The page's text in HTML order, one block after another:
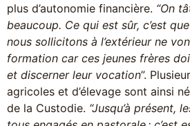
plus d’autonomie financière. “On
beaucoup. Ce qui est sûr, c’est
nous sollicitons à l’extérieur ne
formation car ces jeunes frères
et discerner leur vocation”.
agricoles et d’élevage sont ainsi
de la Custodie. “Jusqu’à présent,